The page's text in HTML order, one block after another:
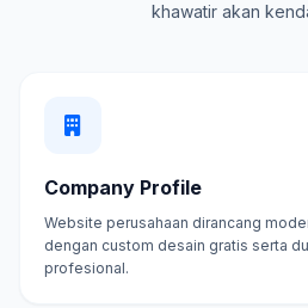
khawatir akan
Company Profile
Website perusahaan dirancang
dengan custom desain gratis serta
profesional.